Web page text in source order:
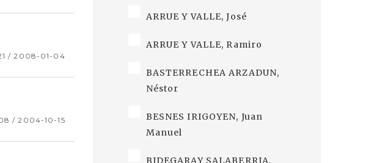
/ 2008-01-04
/ 2004-10-15
ARRUE Y VALLE, José
ARRUE Y VALLE, Ramiro
BASTERRECHEA ARZADUN,
Néstor
BESNES IRIGOYEN, Juan
Manuel
BIDEGARAY SALABERRIA,